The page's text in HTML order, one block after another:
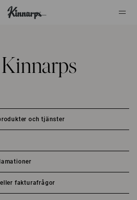
och tjänster
fakturafrågor